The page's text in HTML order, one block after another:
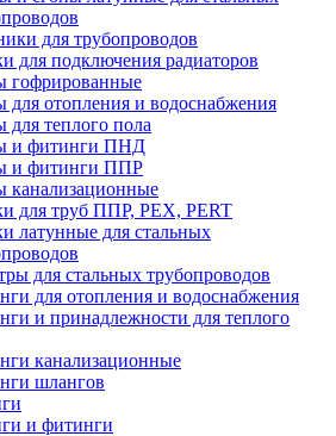
для трубопроводов
для подключения радиаторов
гофрированные
для отопления и водоснабжения
для теплого пола
и фитинги ПНД
и фитинги ППР
канализационные
для труб ППР, PEX, PERT
латунные для стальных
для стальных трубопроводов
для отопления и водоснабжения
и принадлежности для теплого
канализационные
шлангов
и фитинги